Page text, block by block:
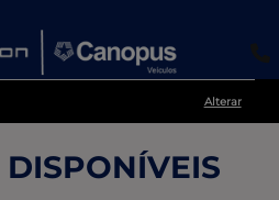
Alterar
DISPONÍVEIS